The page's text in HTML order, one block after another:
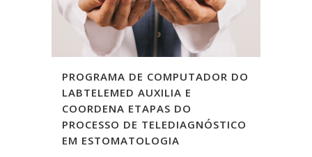
PROGRAMA DE COMPUTADOR DO
LABTELEMED AUXILIA E
COORDENA ETAPAS DO
PROCESSO DE TELEDIAGNÓSTICO
EM ESTOMATOLOGIA